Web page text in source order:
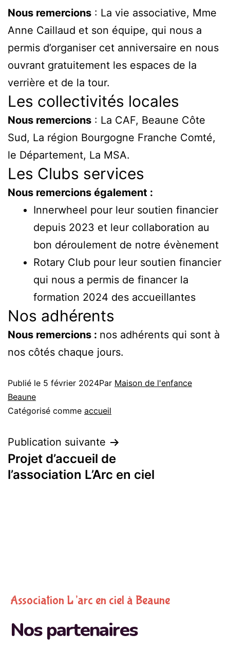
Nous remercions : La vie associative, Mme
Anne Caillaud et son équipe, qui nous a
permis d’organiser cet anniversaire en nous
ouvrant gratuitement les espaces de la
verrière et de la tour.
Les collectivités locales
Nous remercions : La CAF, Beaune Côte
Sud, La région Bourgogne Franche Comté,
le Département, La MSA.
Les Clubs services
Nous remercions également :
Innerwheel pour leur soutien financier
depuis 2023 et leur collaboration au
bon déroulement de notre évènement
Rotary Club pour leur soutien financier
qui nous a permis de financer la
formation 2024 des accueillantes
Nos adhérents
Nous remercions : nos adhérents qui sont à
nos côtés chaque jours.
Publié le 5 février 2024Par Maison de l'enfance
Beaune
Catégorisé comme accueil
Publication suivante
Projet d’accueil de
l’association L’Arc en ciel
Association L’arc en ciel à Beaune
Nos partenaires